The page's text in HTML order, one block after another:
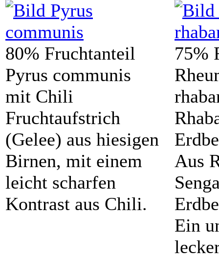
80% Fruchtanteil
Pyrus communis
mit Chili
Fruchtaufstrich
(Gelee) aus hiesigen
Birnen, mit einem
leicht scharfen
Kontrast aus Chili.
75%
Aus
Ein